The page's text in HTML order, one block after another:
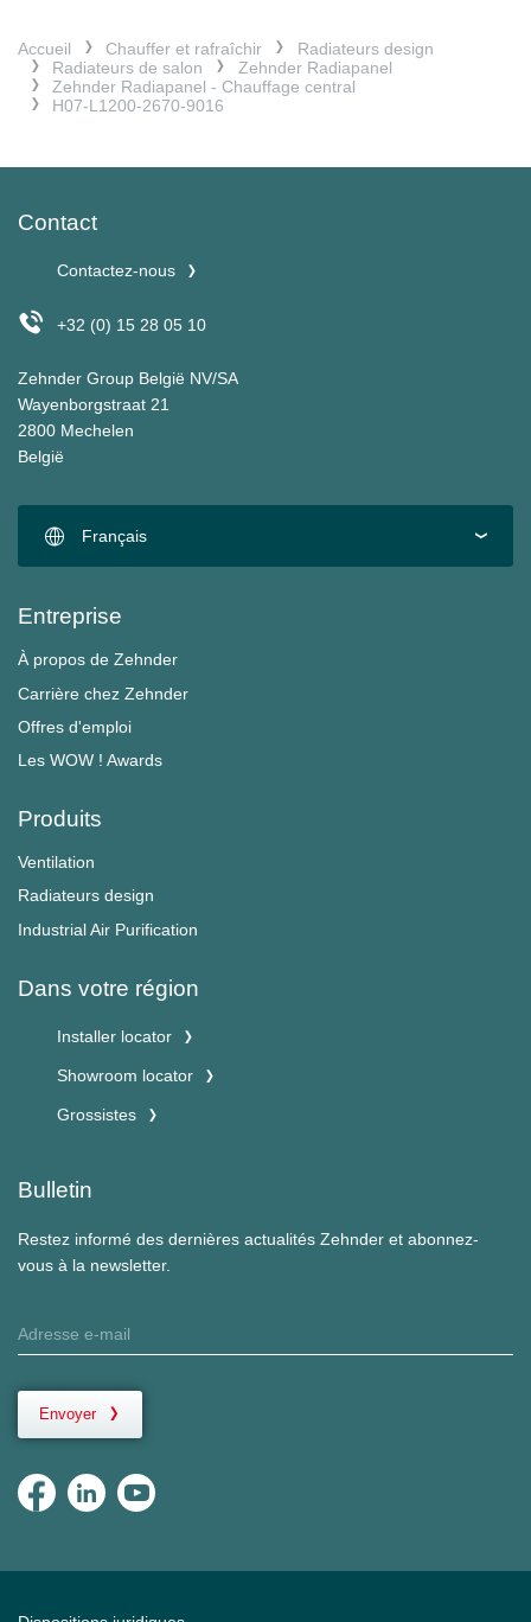
Accueil Chauffer et rafraîchir
Radiateurs design
Radiateurs de salon
Zehnder Radiapanel
Zehnder Radiapanel - Chauffage central
H07-L1200-2670-9016
Contact
Contactez-nous
+32 (0) 15 28 05 10
Zehnder Group België NV/SA
Wayenborgstraat 21
2800 Mechelen
België
Français
Entreprise
À propos de Zehnder
Carrière chez Zehnder
Offres d'emploi
Les WOW ! Awards
Produits
Ventilation
Radiateurs design
Industrial Air Purification
Dans votre région
Installer locator
Showroom locator
Grossistes
Bulletin
Restez informé des dernières actualités Zehnder et abonnez-
vous à la newsletter.
Envoyer